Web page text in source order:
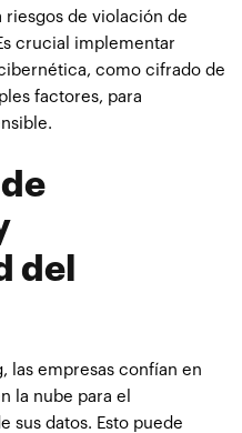
riesgos de violación de
crucial implementar
como cifrado de
factores, para
del
las empresas confían en
la nube para el
sus datos. Esto puede